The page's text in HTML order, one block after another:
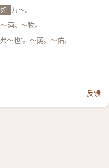
万～。
酒。～物。
～也”。～荫。～佑。
反馈